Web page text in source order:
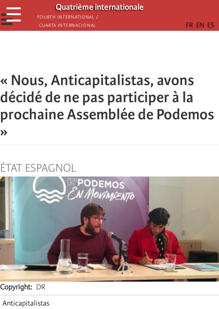
Aller
au
contenu
Quatrième internationale
Fourth International /
Cuarta Internacional
☰
☰
« Nous, Anticapitalistas, avons
décidé de ne pas participer à la
prochaine Assemblée de Podemos
»
ÉTAT ESPAGNOL
Copyright
DR
Anticapitalistas